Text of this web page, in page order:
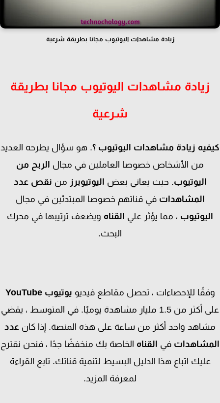
زيادة مشاهدات اليوتيوب مجانا بطريقة شرعية
زيادة مشاهدات اليوتيوب مجانا بطريقة
شرعية
زيادة مشاهدات اليوتيوب ؟. هو سؤال يطرحه العديد
من الأشخاص خصوصا العاملين في مجال الربح من
اليوتيوب. حيث يعاني بعضاليوتيوبرزمننقص عدد
المشاهداتفي قناتهم خصوصا المبتدئين في مجال
، مما يؤثر عليالقناهويضعف ترتيبها في محرك
البحث.
للإحصاءات ، تحصل مقاطع فيديويوتيوبYouTube
على أكثر من 1.5 مليار مشاهدة يوميًا. في المتوسط ​​، يقضي
واحد أكثر من ساعة على هذه المنصة. إذا كانعدد
فيالقناهالخاصة بك منخفضًا جدًا ، فنحن نقترح
عليك اتباع هذا الدليل البسيط لتنمية قناتك. تابع القراءة
لمعرفة المزيد.